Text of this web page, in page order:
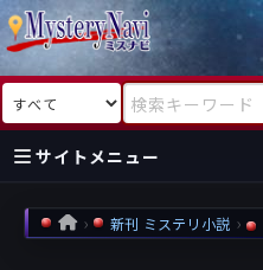
検索対象 検索キーワード
サイトメニュー
国内
作家
海外
作家
HOME 新刊 ミステリ小説